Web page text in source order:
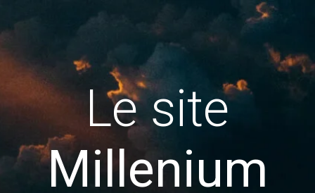
Le site
Millenium